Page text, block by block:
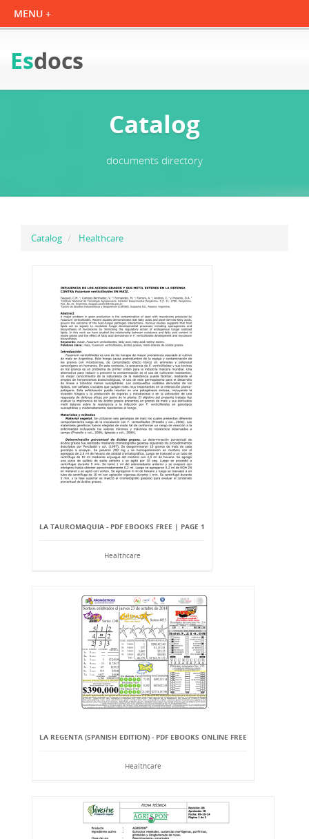
Esdocs
Catalog
documents directory
Catalog Healthcare
LA TAUROMAQUIA - PDF EBOOKS FREE | PAGE 1
Healthcare
LA REGENTA (SPANISH EDITION) - PDF EBOOKS ONLINE FREE
Healthcare